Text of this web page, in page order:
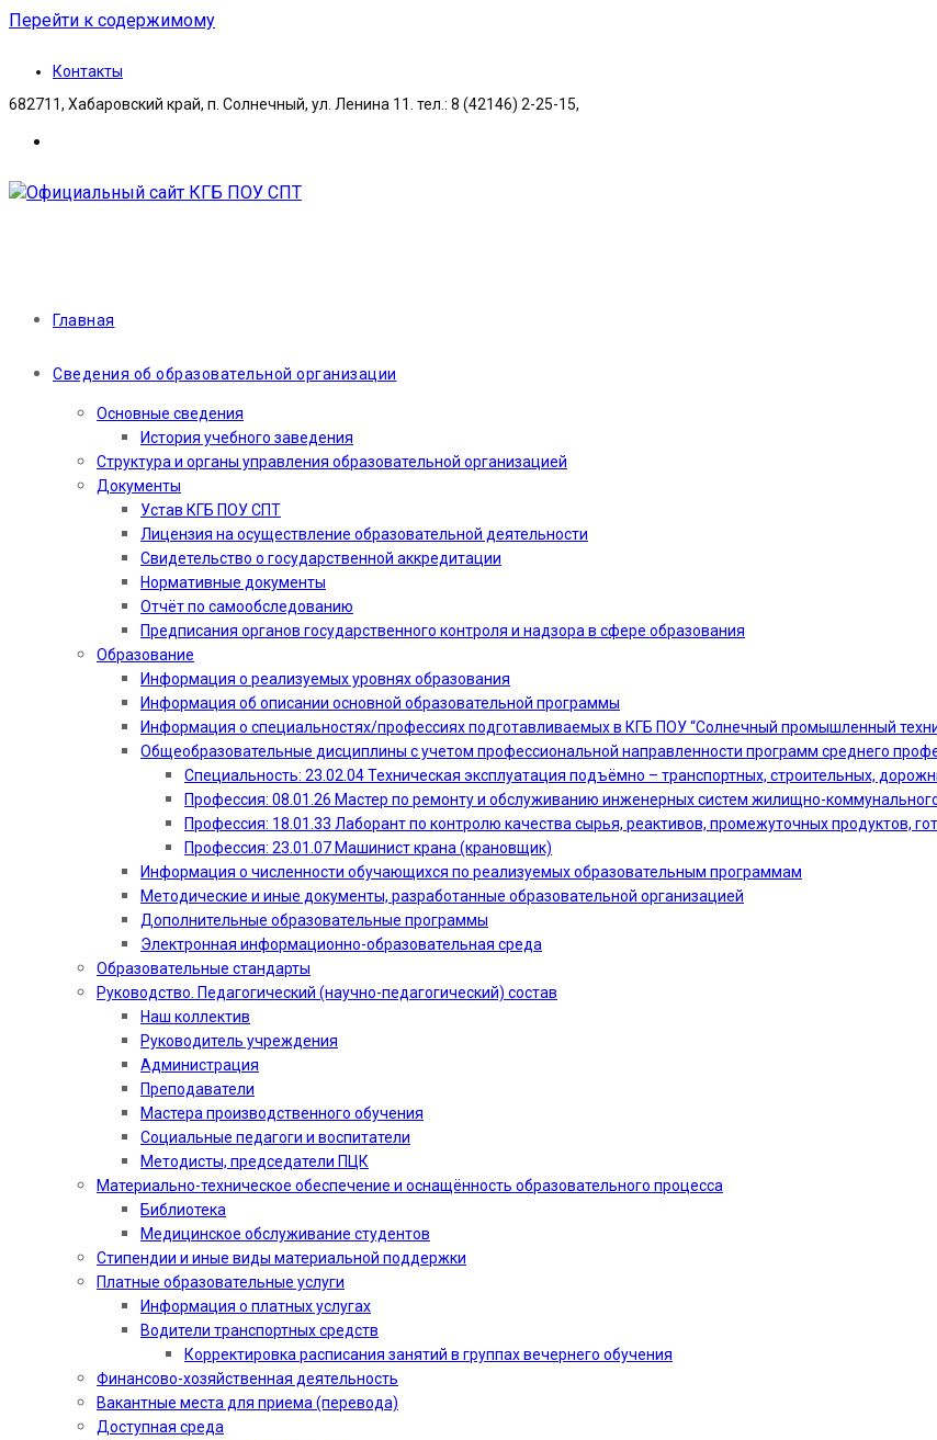
Перейти к содержимому
Контакты
682711, Хабаровский край, п. Солнечный, ул. Ленина 11. тел.: 8 (42146) 2-25-15,
Главная
Сведения об образовательной организации
Основные сведения
История учебного заведения
Структура и органы управления образовательной организацией
Документы
Устав КГБ ПОУ СПТ
Лицензия на осуществление образовательной деятельности
Свидетельство о государственной аккредитации
Нормативные документы
Отчёт по самообследованию
Предписания органов государственного контроля и надзора в сфере образования
Образование
Информация о реализуемых уровнях образования
Информация об описании основной образовательной программы
Информация о специальностях/профессиях подготавливаемых в КГБ ПОУ “Солнечный промышленный
Общеобразовательные дисциплины с учетом профессиональной направленности программ среднего
Специальность: 23.02.04 Техническая эксплуатация подъёмно – транспортных, строительных,
Профессия: 08.01.26 Мастер по ремонту и обслуживанию инженерных систем жилищно-
Профессия: 18.01.33 Лаборант по контролю качества сырья, реактивов, промежуточных продуктов,
Профессия: 23.01.07 Машинист крана (крановщик)
Информация о численности обучающихся по реализуемых образовательным программам
Методические и иные документы, разработанные образовательной организацией
Дополнительные образовательные программы
Электронная информационно-образовательная среда
Образовательные стандарты
Руководство. Педагогический (научно-педагогический) состав
Наш коллектив
Руководитель учреждения
Администрация
Преподаватели
Мастера производственного обучения
Социальные педагоги и воспитатели​
Методисты, председатели ПЦК
Материально-техническое обеспечение и оснащённость образовательного процесса
Библиотека
Медицинское обслуживание студентов
Стипендии и иные виды материальной поддержки
Платные образовательные услуги
Информация о платных услугах
Водители транспортных средств
Корректировка расписания занятий в группах вечернего обучения
Финансово-хозяйственная деятельность
Вакантные места для приема (перевода)
Доступная среда